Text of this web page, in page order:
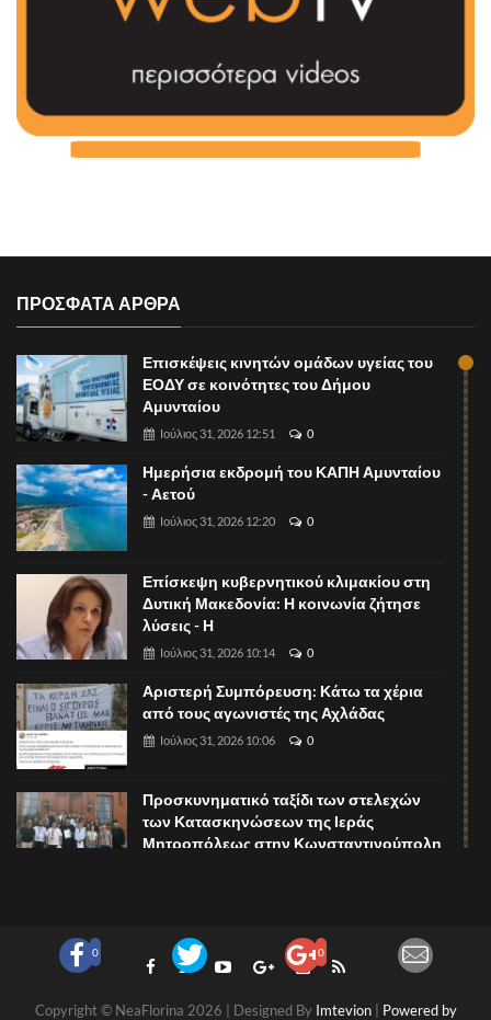
0 0
ΠΡΟΣΦΑΤΑ ΑΡΘΡΑ
Επισκέψεις κινητών ομάδων υγείας του
ΕΟΔΥ σε κοινότητες του Δήμου
Αμυνταίου
Ιούλιος 31, 2026 12:51 0
Ημερήσια εκδρομή του ΚΑΠΗ Αμυνταίου
- Αετού
Ιούλιος 31, 2026 12:20 0
Επίσκεψη κυβερνητικού κλιμακίου στη
Δυτική Μακεδονία: Η κοινωνία ζήτησε
λύσεις - Η
Ιούλιος 31, 2026 10:14 0
Αριστερή Συμπόρευση: Κάτω τα χέρια
από τους αγωνιστές της Αχλάδας
Ιούλιος 31, 2026 10:06 0
Προσκυνηματικό ταξίδι των στελεχών
των Κατασκηνώσεων της Ιεράς
Μητροπόλεως στην Κωνσταντινούπολη
Ιούλιος 31, 2026 08:45 0
Copyright © NeaFlorina 2026 | Designed By Imtevion| Powered by